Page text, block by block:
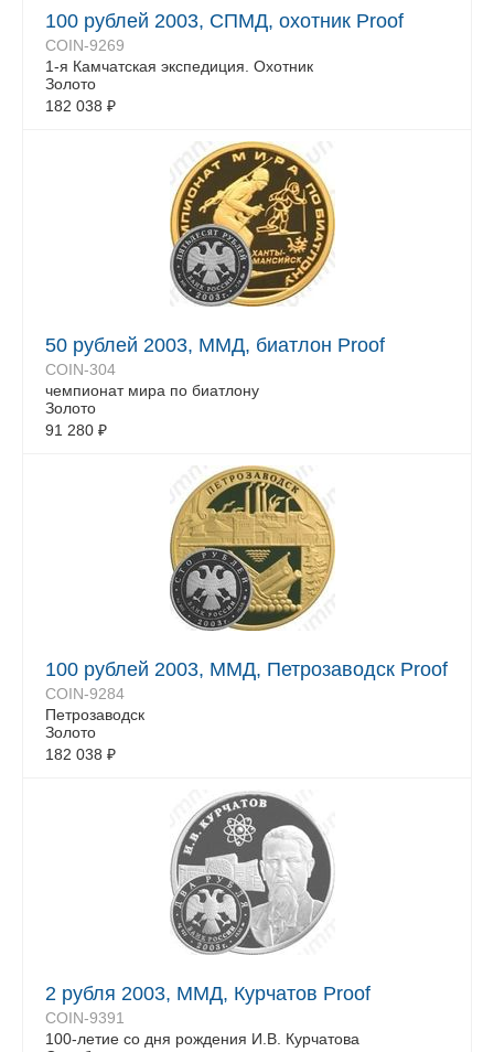
100 рублей 2003, СПМД, охотник Proof
COIN-9269
1-я Камчатская экспедиция. Охотник
Золото
182 038 ₽
50 рублей 2003, ММД, биатлон Proof
COIN-304
чемпионат мира по биатлону
Золото
91 280 ₽
100 рублей 2003, ММД, Петрозаводск Proof
COIN-9284
Петрозаводск
Золото
182 038 ₽
2 рубля 2003, ММД, Курчатов Proof
COIN-9391
100-летие со дня рождения И.В. Курчатова